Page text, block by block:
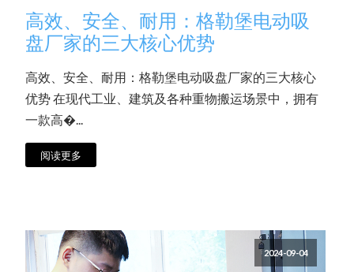
高效、安全、耐用：格勒堡电动吸
盘厂家的三大核心优势
高效、安全、耐用：格勒堡电动吸盘厂家的三大核心
优势 在现代工业、建筑及各种重物搬运场景中，拥有
一款高�...
阅读更多
2024-09-04